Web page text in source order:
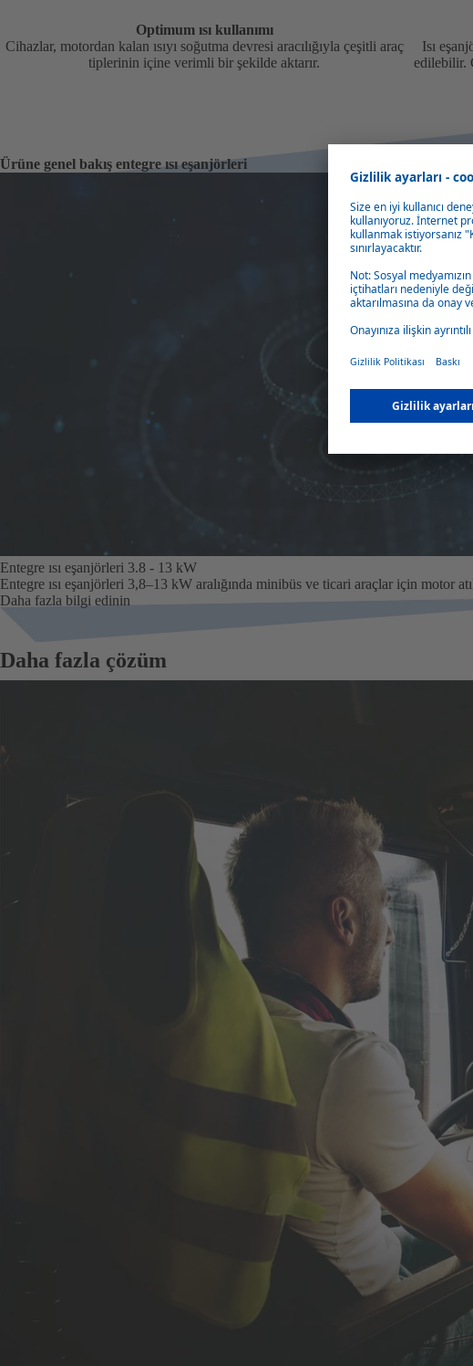
Optimum ısı kullanımı
Cihazlar, motordan kalan ısıyı soğutma devresi aracılığıyla çeşitli araç
tiplerinin içine verimli bir şekilde aktarır.
Isı
edilebilir.
Ürüne genel bakış entegre ısı eşanjörleri
Entegre ısı eşanjörleri 3.8 - 13 kW
Entegre ısı eşanjörleri 3,8–13 kW aralığında minibüs ve ticari araçlar için motor
Daha fazla bilgi edinin
Daha fazla çözüm